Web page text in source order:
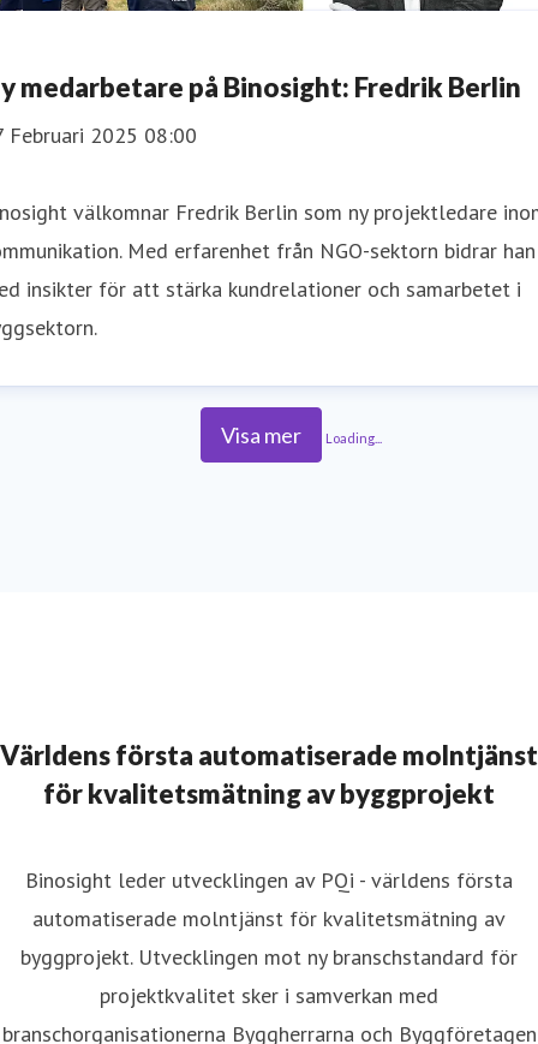
medarbetare på Binosight: Fredrik Berlin
Februari 2025 08:00
välkomnar Fredrik Berlin som ny projektledare
Med erfarenhet från NGO-sektorn bidrar han
insikter för att stärka kundrelationer och samarbetet i
Visa mer Loading...
Världens första automatiserade molntjänst
för kvalitetsmätning av byggprojekt
Binosight leder utvecklingen av PQi - världens första
automatiserade molntjänst för kvalitetsmätning av
byggprojekt. Utvecklingen mot ny branschstandard för
projektkvalitet sker i samverkan med
branschorganisationerna Byggherrarna och Byggföretagen